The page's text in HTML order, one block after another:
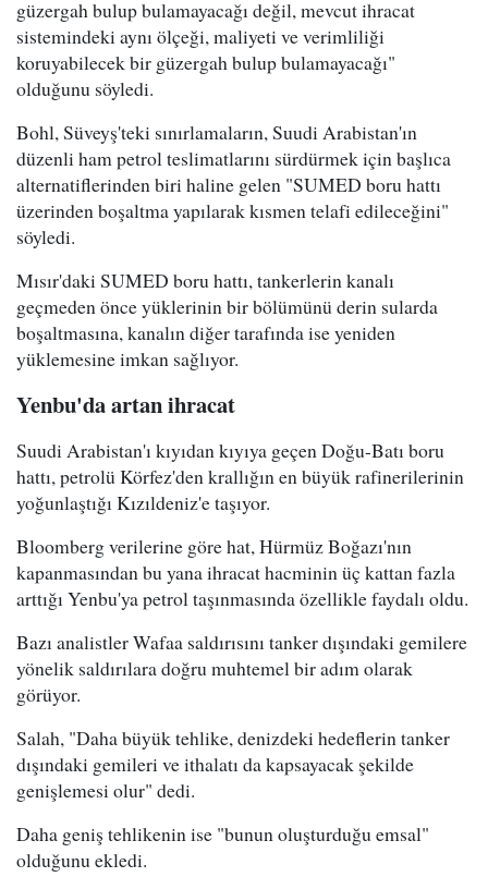
güzergah bulup bulamayacağı değil, mevcut ihracat
sistemindeki aynı ölçeği, maliyeti ve verimliliği
koruyabilecek bir güzergah bulup bulamayacağı"
olduğunu söyledi.
Bohl, Süveyş'teki sınırlamaların, Suudi Arabistan'ın
düzenli ham petrol teslimatlarını sürdürmek için başlıca
alternatiflerinden biri haline gelen "SUMED boru hattı
üzerinden boşaltma yapılarak kısmen telafi edileceğini"
söyledi.
Mısır'daki SUMED boru hattı, tankerlerin kanalı
geçmeden önce yüklerinin bir bölümünü derin sularda
boşaltmasına, kanalın diğer tarafında ise yeniden
yüklemesine imkan sağlıyor.
Yenbu'da artan ihracat
Suudi Arabistan'ı kıyıdan kıyıya geçen Doğu-Batı boru
hattı, petrolü Körfez'den krallığın en büyük rafinerilerinin
yoğunlaştığı Kızıldeniz'e taşıyor.
Bloomberg verilerine göre hat, Hürmüz Boğazı'nın
kapanmasından bu yana ihracat hacminin üç kattan fazla
arttığı Yenbu'ya petrol taşınmasında özellikle faydalı oldu.
Bazı analistler Wafaa saldırısını tanker dışındaki gemilere
yönelik saldırılara doğru muhtemel bir adım olarak
görüyor.
Salah, "Daha büyük tehlike, denizdeki hedeflerin tanker
dışındaki gemileri ve ithalatı da kapsayacak şekilde
genişlemesi olur" dedi.
Daha geniş tehlikenin ise "bunun oluşturduğu emsal"
olduğunu ekledi.